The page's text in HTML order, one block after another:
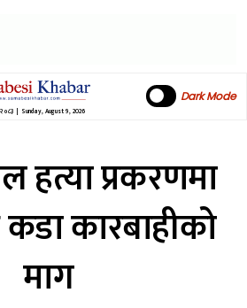
२०८३| Sunday, August 9, 2026
Dark Mode
हत्या प्रकरणमा
कडा कारबाहीको
माग